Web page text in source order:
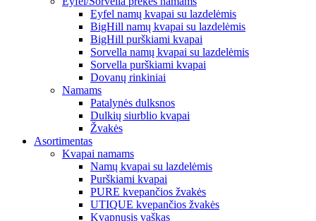
Eyfel namų kvapai su lazdelėmis
BigHill namų kvapai su lazdelėmis
BigHill purškiami kvapai
Sorvella namų kvapai su lazdelėmis
Sorvella purškiami kvapai
Dovanų rinkiniai
Namams
Patalynės dulksnos
Dulkių siurblio kvapai
Žvakės
Asortimentas
Kvapai namams
Namų kvapai su lazdelėmis
Purškiami kvapai
PURE kvepančios žvakės
UTIQUE kvepančios žvakės
Kvapnusis vaškas